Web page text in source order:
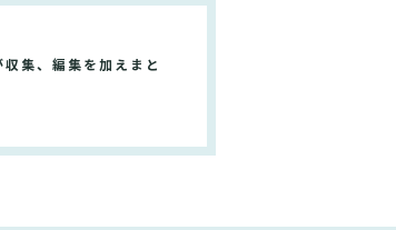
集、編集を加えまと